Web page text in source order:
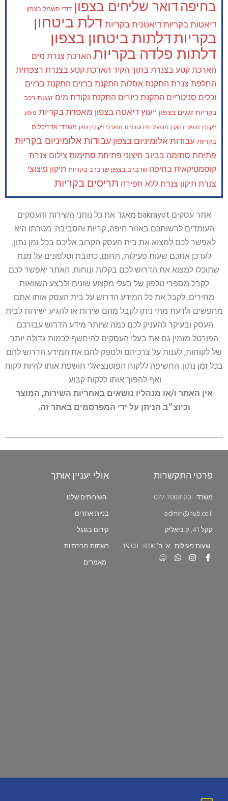
בחיפה דואר שליחים בצפון דודי חשמל בצפון
דיאטות בקריות דיאטנית בקריות דלת ביטחון
בקריותדלתות ביטחון בצפון
דלתות פלדה בקריות הארכת צנרת מים
הארכת קטע בצנרת בתוך הקיר הארכת קטע בצנרת רצפתית
החלפת צנרת התקנת אסלות התקנת ברזים התקנת ברזים
וכלים סניטריים התקנת כיורים התקנת נקודת מים זגגות רכב
בקריות זגגים בצפון ייעוץ דיאטה בצפון מאפרת בקריות מופע
זיקוקין מופעי זיקוקין מופעים פירוטכניים מפעילי זיקוקין צפון משרדי אדריכלים
בקריות עבודות אלומיניום בצפון עבודות אלומיניום בקריות
פתיחת סתימה בביוב חיצוני פתיחת סתימות צילום צנרת
קוסמטיקאית בחיפה שרברב בצפון שרברב בקריות תיקון פיצוצי
צנרת תיקון צנרת ללא חפירה תריסים בקריות
אתר עסקים bakrayot מאגד את כל נותני השירות והעסקים
העומדים לרשותכם באזור חיפה, קריות והסביבה. מטרתו היא
לאפשר לכם למצוא את בית העסק הקרוב אליכם בכל זמן נתון,
לעדכן אתכם שעות פעילות, תחום, כתובת וטלפונים על מנת
שתוכלו למצוא את הדרוש לכם בקלות ונוחות. האתר יאפשר לכם
לקבל מספרי טלפון של בעלי מקצוע שונים ולבצע השוואות
מחירים, לקבל את כל המידע הדרוש על בית העסק אותו אתם
מחפשים ולדעת מתי ניתן לקבל מהם שירות או להגיע ישירות לבית
העסק ובעיקר להעניק לכם כמה שיותר מידע הדרוש עבורכם.
הפורטל מזמין גם את בעלי העסקים להיחשף לכמות גדולה יותר
של לקוחות, לענות על צרכיהם ולספק להם את המידע הדרוש להם
בכל זמן נתון. החשיפה ללקוח הפוטנציאלי חושפת אותו להיות לקוח
ואף להפוך אותו ללקוח קבוע.
אין האתר ו/או מנהליו נושאים באחריות השירות, המוצר
וכיוצ״ב הניתן על ידי המפרסמים באתר זה.
פרטי התקשרות
משרד - 077-7008133
admin@hub.co.il
קקל 41, ק.ביאליק
שעות פעילות : א'-ה' 8:00 - 19:00
אולי יעניין אותך
השירותים שלנו
בניית אתרים
קידום בגוגל
רשתות חברתיות
מאמרים